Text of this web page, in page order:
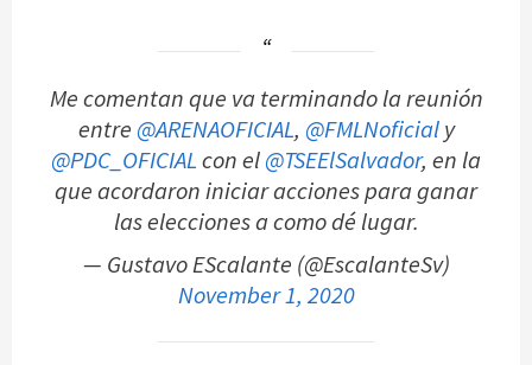
Me comentan que va terminando la reunión
entre @ARENAOFICIAL, @FMLNoficialy
@PDC_OFICIALcon el@TSEElSalvador, en la
que acordaron iniciar acciones para ganar
las elecciones a como dé lugar.
— Gustavo EScalante (@EscalanteSv)
November 1, 2020